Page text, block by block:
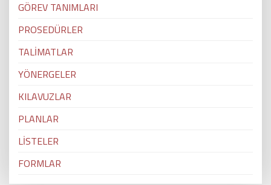
GÖREV TANIMLARI
PROSEDÜRLER
TALİMATLAR
YÖNERGELER
KILAVUZLAR
PLANLAR
LİSTELER
FORMLAR